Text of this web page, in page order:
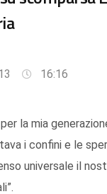
16:16
per la mia
i confini e le
universale il